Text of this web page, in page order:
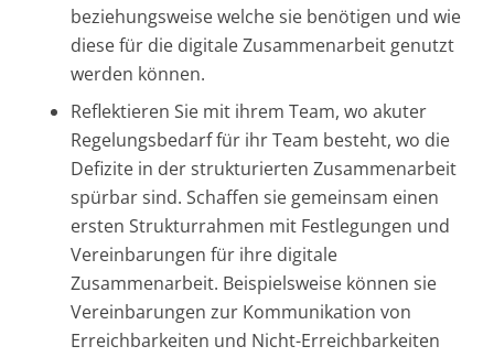
beziehungsweise welche sie benötigen und wie
diese für die digitale Zusammenarbeit genutzt
werden können.
Reflektieren Sie mit ihrem Team, wo akuter
Regelungsbedarf für ihr Team besteht, wo die
Defizite in der strukturierten Zusammenarbeit
spürbar sind. Schaffen sie gemeinsam einen
ersten Strukturrahmen mit Festlegungen und
Vereinbarungen für ihre digitale
Zusammenarbeit. Beispielsweise können sie
Vereinbarungen zur Kommunikation von
Erreichbarkeiten und Nicht-Erreichbarkeiten